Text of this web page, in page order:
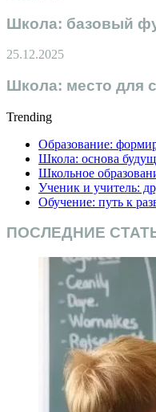
Школа: базовый
25.12.2025
Школа: место для
Trending
Образование:
Школа: основа
Школьное
Ученик и учитель:
Обучение: путь к
ПОСЛЕДНИЕ